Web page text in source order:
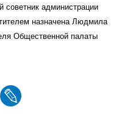
советник администрации
назначена Людмила
Общественной палаты